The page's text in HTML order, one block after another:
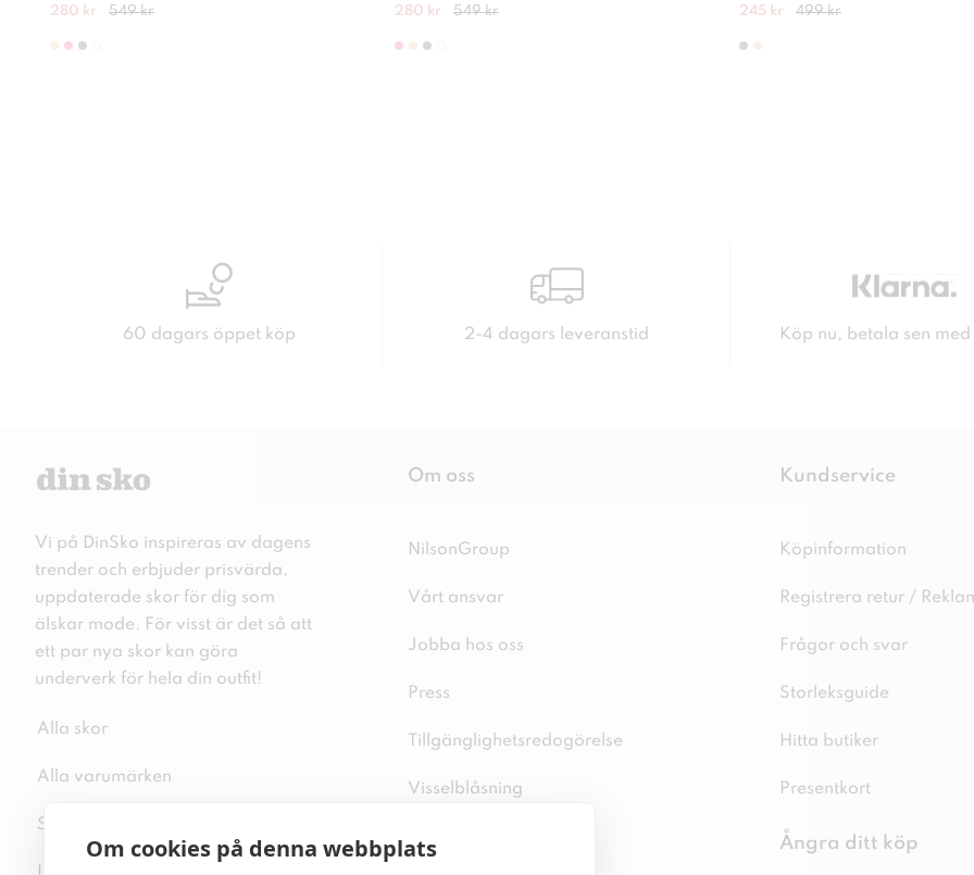
Om cookies på denna webbplats
280 kr 549 kr 280 kr 549 kr 245 kr 499 kr
60 dagars öppet köp 2-4 dagars leveranstid Köp nu, betala sen
Vi på DinSko inspireras av dagens
trender och erbjuder prisvärda,
uppdaterade skor för dig som
älskar mode. För visst är det så att
ett par nya skor kan göra
underverk för hela din outfit!
Alla skor
Alla varumärken
Sitemap
Om oss
NilsonGroup
Vårt ansvar
Jobba hos oss
Press
Tillgänglighetsredogörelse
Visselblåsning
Kundservice
Köpinformation
Registrera retur /
Frågor och svar
Storleksguide
Hitta butiker
Presentkort
Ångra ditt köp